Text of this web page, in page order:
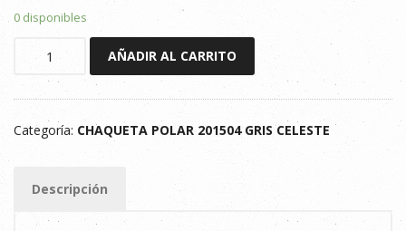
0 disponibles
201504
cantidad
AÑADIR AL CARRITO
Categoría: CHAQUETA POLAR 201504 GRIS CELESTE
Descripción